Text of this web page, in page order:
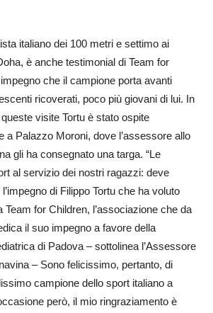
italiano dei 100 metri e settimo ai
è anche testimonial di Team for
che il campione porta avanti
ricoverati, poco più giovani di lui. In
visite Tortu è stato ospite
a Palaz­zo Moroni, dove l’assessore allo
gli ha consegnato una targa. “Le
al servizio dei nostri ragazzi: deve
di Filippo Tortu che ha voluto
Team for Children, l’associazione che da
il suo impegno a favore della
di Padova – sottolinea l’As­ses­sore
– Sono felicissimo, pertanto, di
campione dello sport italiano a
però, il mio ringraziamento è